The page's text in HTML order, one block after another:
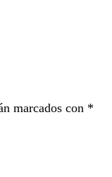
marcados con *